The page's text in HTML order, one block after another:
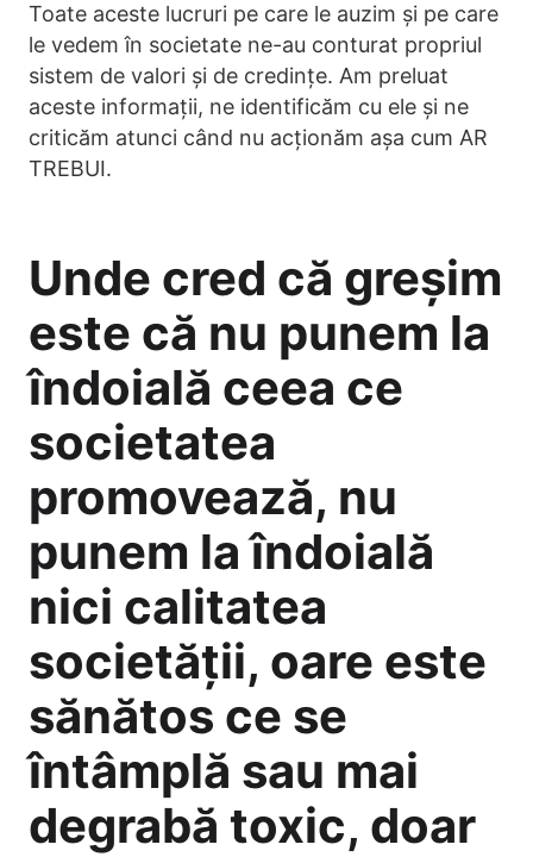
Toate aceste lucruri pe care le auzim și pe care
le vedem în societate ne-au conturat propriul
sistem de valori și de credințe. Am preluat
aceste informații, ne identificăm cu ele și ne
criticăm atunci când nu acționăm așa cum AR
TREBUI.
Unde cred că greșim
este că nu punem la
îndoială ceea ce
societatea
promovează, nu
punem la îndoială
nici calitatea
societății, oare este
sănătos ce se
întâmplă sau mai
degrabă toxic, doar